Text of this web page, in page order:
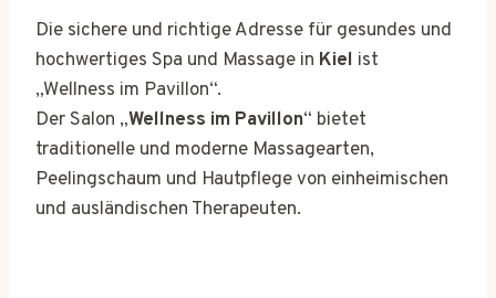
Die sichere und richtige Adresse für gesundes und
hochwertiges Spa und Massage in Kiel ist
„Wellness im Pavillon“.
Der Salon „Wellness im Pavillon“ bietet
traditionelle und moderne Massagearten,
Peelingschaum und Hautpflege von einheimischen
und ausländischen Therapeuten.